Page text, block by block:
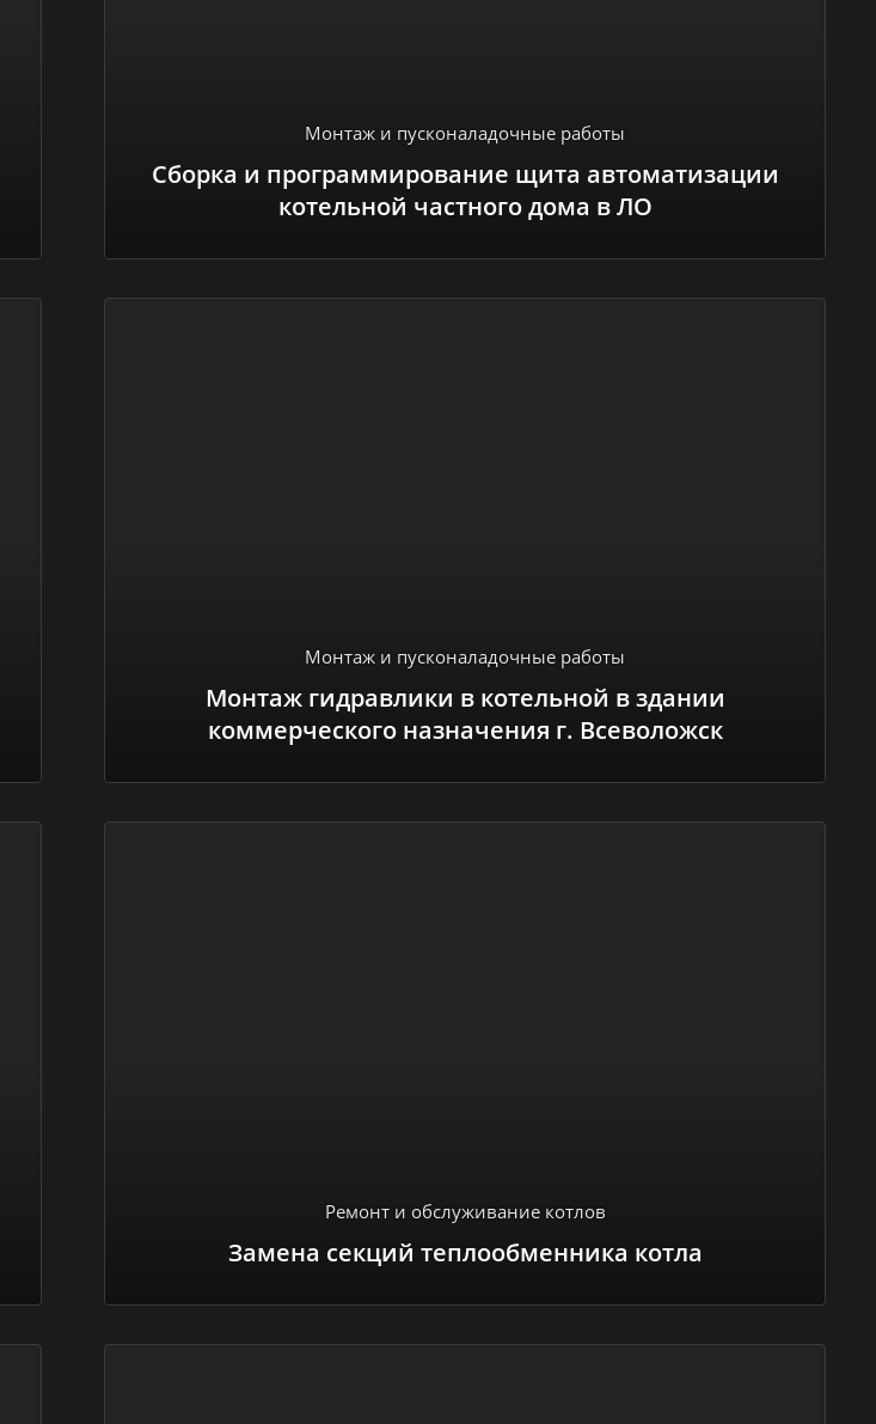
Монтаж и пусконаладочные работы
Сборка и программирование щита автоматизации
котельной частного дома в ЛО
Монтаж и пусконаладочные работы
Монтаж гидравлики в котельной в здании
коммерческого назначения г. Всеволожск
Ремонт и обслуживание котлов
Замена секций теплообменника котла